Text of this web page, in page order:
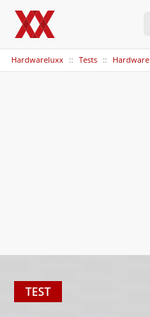
Hardwareluxx Tests Hardware
TEST